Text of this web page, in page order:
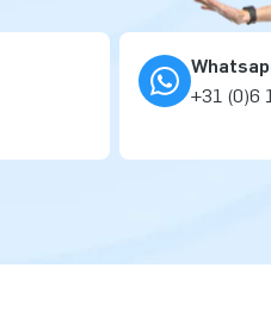
+31 (0)6